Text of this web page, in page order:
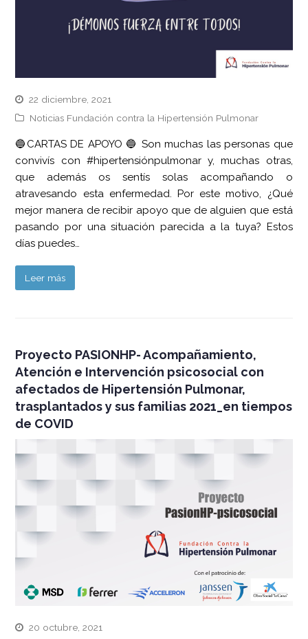
22 diciembre, 2021
Noticias Fundación contra la Hipertensión Pulmonar
🔵CARTAS DE APOYO 🔵 Son muchas las personas que
convivís con #hipertensiónpulmonar y, muchas otras,
que además os sentís solas acompañando o
atravesando esta enfermedad. Por este motivo, ¿Qué
mejor manera de recibir apoyo que de alguien que está
pasando por una situación parecida a la tuya? Estos
días puedes…
Leer más
Proyecto PASIONHP- Acompañamiento,
Atención e Intervención psicosocial con
afectados de Hipertensión Pulmonar,
trasplantados y sus familias 2021_en tiempos
de COVID
20 octubre, 2021